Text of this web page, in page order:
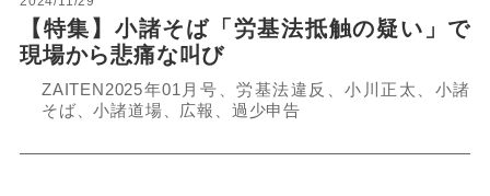
【特集】小諸そば「労基法抵触の疑い」で
現場から悲痛な叫び
ZAITEN2025年01月号、労基法違反、小川正太、小諸
そば、小諸道場、広報、過少申告